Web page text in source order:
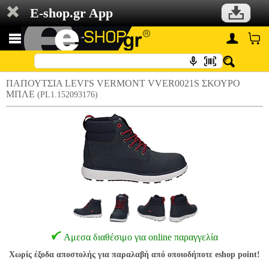
E-shop.gr App
ΠΑΠΟΥΤΣΙΑ LEVI'S VERMONT VVER0021S ΣΚΟΥΡΟ
ΜΠΛΕ (PL1.152093176)
Αμεσα διαθέσιμο για online παραγγελία
Χωρίς έξοδα αποστολής για παραλαβή από οποιοδήποτε eshop point!